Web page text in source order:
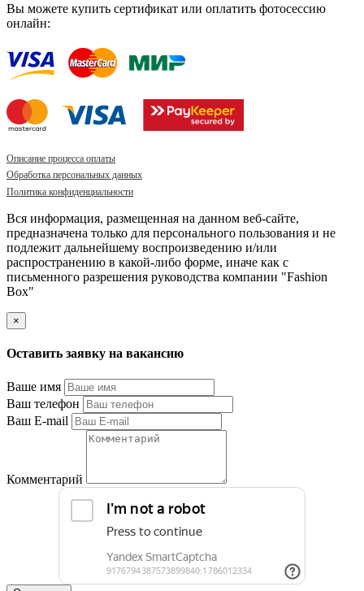
Вы можете купить сертификат или оплатить фотосессию
онлайн:
Описание процесса оплаты
Обработка персональных данных
Политика конфиденциальности
Вся информация, размещенная на данном веб-сайте,
предназначена только для персонального пользования и не
подлежит дальнейшему воспроизведению и/или
распространению в какой-либо форме, иначе как с
письменного разрешения руководства компании "Fashion
Box"
×
Оставить заявку на вакансию
Ваше имя
Ваш телефон
Ваш E-mail
Комментарий